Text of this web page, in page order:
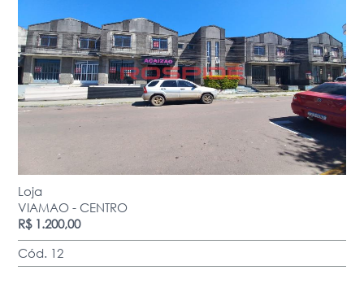
Loja
VIAMAO - CENTRO
R$ 1.200,00
Cód. 12